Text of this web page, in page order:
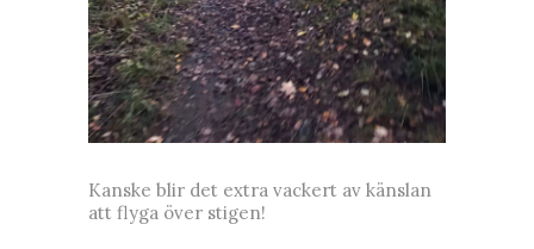
Kanske blir det extra vackert av känslan
att flyga över stigen!